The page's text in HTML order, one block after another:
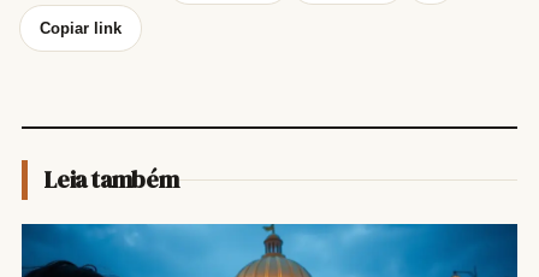
Copiar link
Leia também